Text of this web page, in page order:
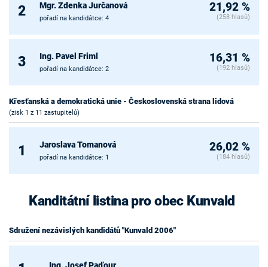
2 Mgr. Zdenka Jurčanová
pořadí na kandidátce: 4
21,92 %
(258 hlasů)
3 Ing. Pavel Friml
pořadí na kandidátce: 2
16,31 %
(192 hlasů)
Křesťanská a demokratická unie - Československá strana lidová
(zisk 1 z 11 zastupitelů)
1 Jaroslava Tomanová
pořadí na kandidátce: 1
26,02 %
(184 hlasů)
Kanditátní listina pro obec Kunvald
Sdružení nezávislých kandidátů "Kunvald 2006"
Ing. Josef Paďour